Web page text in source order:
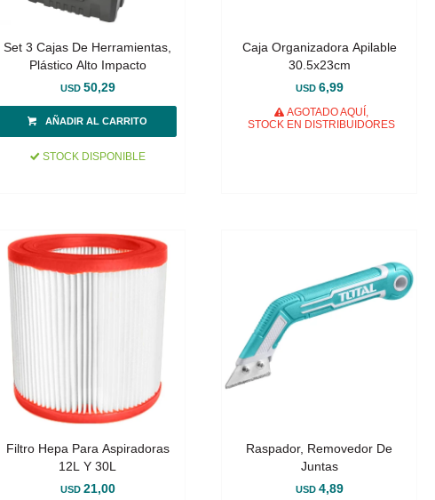
Set 3 Cajas De Herramientas,
Plástico Alto Impacto
USD 50,29
STOCK DISPONIBLE
Caja Organizadora Apilable
30.5x23cm
USD 6,99
AGOTADO AQUÍ,
STOCK EN DISTRIBUIDORES
Filtro Hepa Para Aspiradoras
12L Y 30L
USD 21,00
Raspador, Removedor De
Juntas
USD 4,89